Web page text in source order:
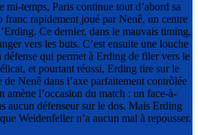
mi-temps, Paris continue tout d’abord sa
rapidement joué par Nenê, un centre
Ce dernier, dans le mauvais timing,
vers les buts. C’est ensuite une louche
défense qui permet à Erding de filer vers le
et pourtant réussi, Erding tire sur le
de Nenê dans l’axe parfaitement contrôlée
amène l’occasion du match : un face-à-
aucun défenseur sur le dos. Mais Erding
Weidenfeller n’a aucun mal à repousser.